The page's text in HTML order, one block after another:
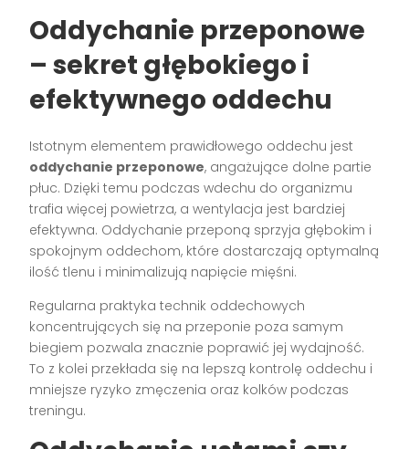
Oddychanie przeponowe
– sekret głębokiego i
efektywnego oddechu
Istotnym elementem prawidłowego oddechu jest
oddychanie przeponowe, angażujące dolne partie
płuc. Dzięki temu podczas wdechu do organizmu
trafia więcej powietrza, a wentylacja jest bardziej
efektywna. Oddychanie przeponą sprzyja głębokim i
spokojnym oddechom, które dostarczają optymalną
ilość tlenu i minimalizują napięcie mięśni.
Regularna praktyka technik oddechowych
koncentrujących się na przeponie poza samym
biegiem pozwala znacznie poprawić jej wydajność.
To z kolei przekłada się na lepszą kontrolę oddechu i
mniejsze ryzyko zmęczenia oraz kolków podczas
treningu.